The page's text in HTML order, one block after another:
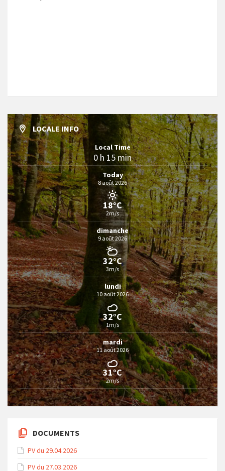
LOCALE INFO
Local Time
0 h 15 min
Today
8 août 2026
18°C
2m/s
dimanche
9 août 2026
32°C
3m/s
lundi
10 août 2026
32°C
1m/s
mardi
11 août 2026
31°C
2m/s
DOCUMENTS
PV du 29.04.2026
PV du 27.03.2026